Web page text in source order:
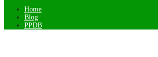
Home
Blog
PPDB